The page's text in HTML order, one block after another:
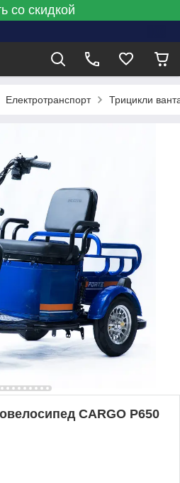
со скидкой
Електротранспорт Трицикли
CARGO P650